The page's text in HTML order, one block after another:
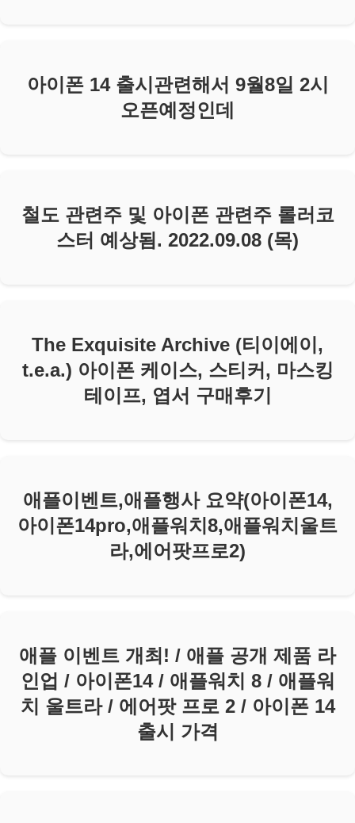
아이폰 14 출시관련해서 9월8일 2시
오픈예정인데
철도 관련주 및 아이폰 관련주 롤러코
스터 예상됨. 2022.09.08 (목)
The Exquisite Archive (티이에이,
t.e.a.) 아이폰 케이스, 스티커, 마스킹
테이프, 엽서 구매후기
애플이벤트,애플행사 요약(아이폰14,
아이폰14pro,애플워치8,애플워치울트
라,에어팟프로2)
애플 이벤트 개최! / 애플 공개 제품 라
인업 / 아이폰14 / 애플워치 8 / 애플워
치 울트라 / 에어팟 프로 2 / 아이폰 14
출시 가격